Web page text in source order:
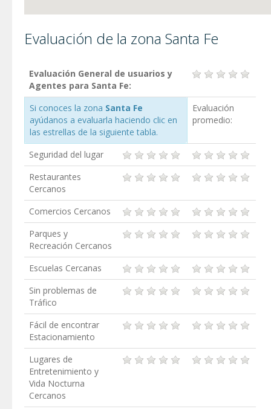
Evaluación de la zona Santa Fe
Evaluación General de usuarios y
Agentes para Santa Fe:
Si conoces la zona Santa Fe
ayúdanos a evaluarla haciendo clic en
las estrellas de la siguiente tabla.
Evaluación
promedio:
Seguridad del lugar
Restaurantes
Cercanos
Comercios Cercanos
Parques y
Recreación Cercanos
Escuelas Cercanas
Sin problemas de
Tráfico
Fácil de encontrar
Estacionamiento
Lugares de
Entretenimiento y
Vida Nocturna
Cercanos